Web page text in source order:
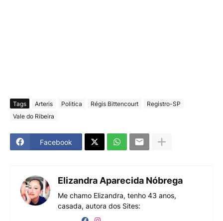
Tags Arteris Politica Régis Bittencourt
Registro-SP
Vale do Ribeira
Facebook
Elizandra Aparecida Nóbrega
Me chamo Elizandra, tenho 43 anos,
casada, autora dos Sites: